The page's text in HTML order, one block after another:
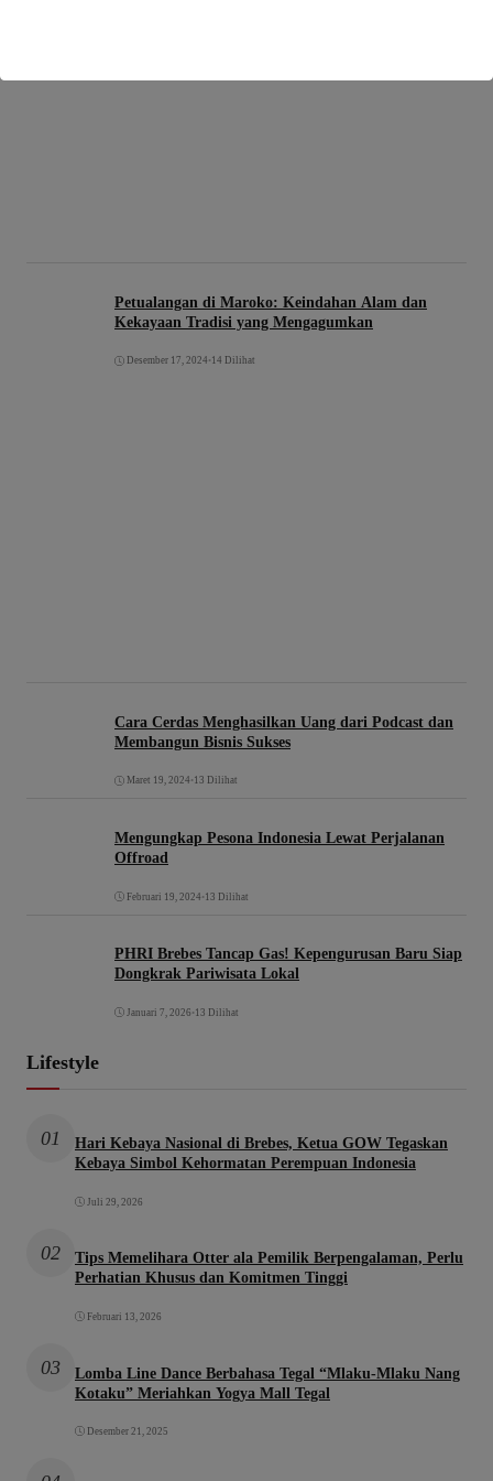
Petualangan di Maroko: Keindahan Alam dan
Kekayaan Tradisi yang Mengagumkan
Desember 17, 2024 • 14 Dilihat
Cara Cerdas Menghasilkan Uang dari Podcast dan
Membangun Bisnis Sukses
Maret 19, 2024 • 13 Dilihat
Mengungkap Pesona Indonesia Lewat Perjalanan
Offroad
Februari 19, 2024 • 13 Dilihat
PHRI Brebes Tancap Gas! Kepengurusan Baru Siap
Dongkrak Pariwisata Lokal
Januari 7, 2026 • 13 Dilihat
Lifestyle
01
Hari Kebaya Nasional di Brebes, Ketua GOW Tegaskan
Kebaya Simbol Kehormatan Perempuan Indonesia
Juli 29, 2026
02
Tips Memelihara Otter ala Pemilik Berpengalaman, Perlu
Perhatian Khusus dan Komitmen Tinggi
Februari 13, 2026
03
Lomba Line Dance Berbahasa Tegal “Mlaku-Mlaku Nang
Kotaku” Meriahkan Yogya Mall Tegal
Desember 21, 2025